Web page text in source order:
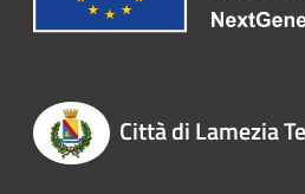
Città di Lamezia